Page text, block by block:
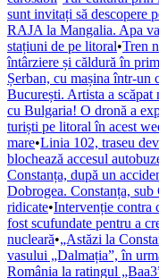
sunt invitați să descopere
RAJA la Mangalia. Apa
stațiuni de pe litoral•Tren
întârziere și căldură în
Șerban, cu mașina într-
București. Artista a scăpat
cu Bulgaria! O dronă a
turiști pe litoral în acest
mare•Linia 102, traseu
blochează accesul
Constanța, după un
Dobrogea. Constanța,
ridicate•Intervenție contra
fost scufundate pentru a
nucleară•„Astăzi la
vasului „Dalmația”, în
România la ratingul